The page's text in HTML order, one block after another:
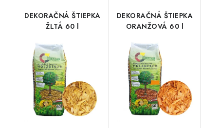
DEKORAČNÁ ŠTIEPKA
ŽLTÁ 60 l
DEKORAČNÁ ŠTIEPKA
ORANŽOVÁ 60 l